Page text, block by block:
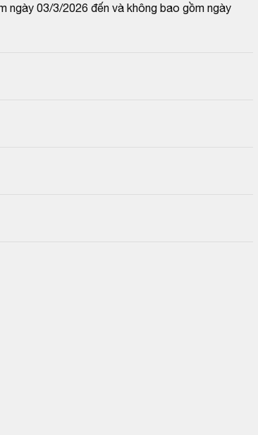
ngày 03/3/2026 đến và không bao gồm ngày